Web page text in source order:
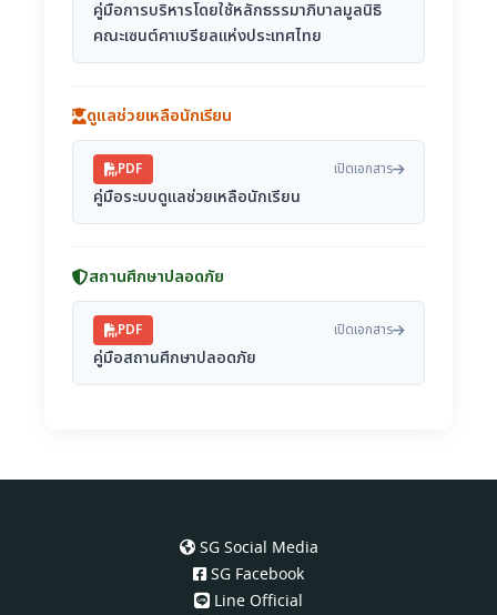
คู่มือการบริหารโดยใช้หลักธรรมาภิบาลมูลนิธิ
คณะเซนต์คาเบรียลแห่งประเทศไทย
ดูแลช่วยเหลือนักเรียน
PDF
คู่มือระบบดูแลช่วยเหลือนักเรียน
เปิดเอกสาร
สถานศึกษาปลอดภัย
PDF
คู่มือสถานศึกษาปลอดภัย
เปิดเอกสาร
SG Social Media
SG Facebook
Line Official